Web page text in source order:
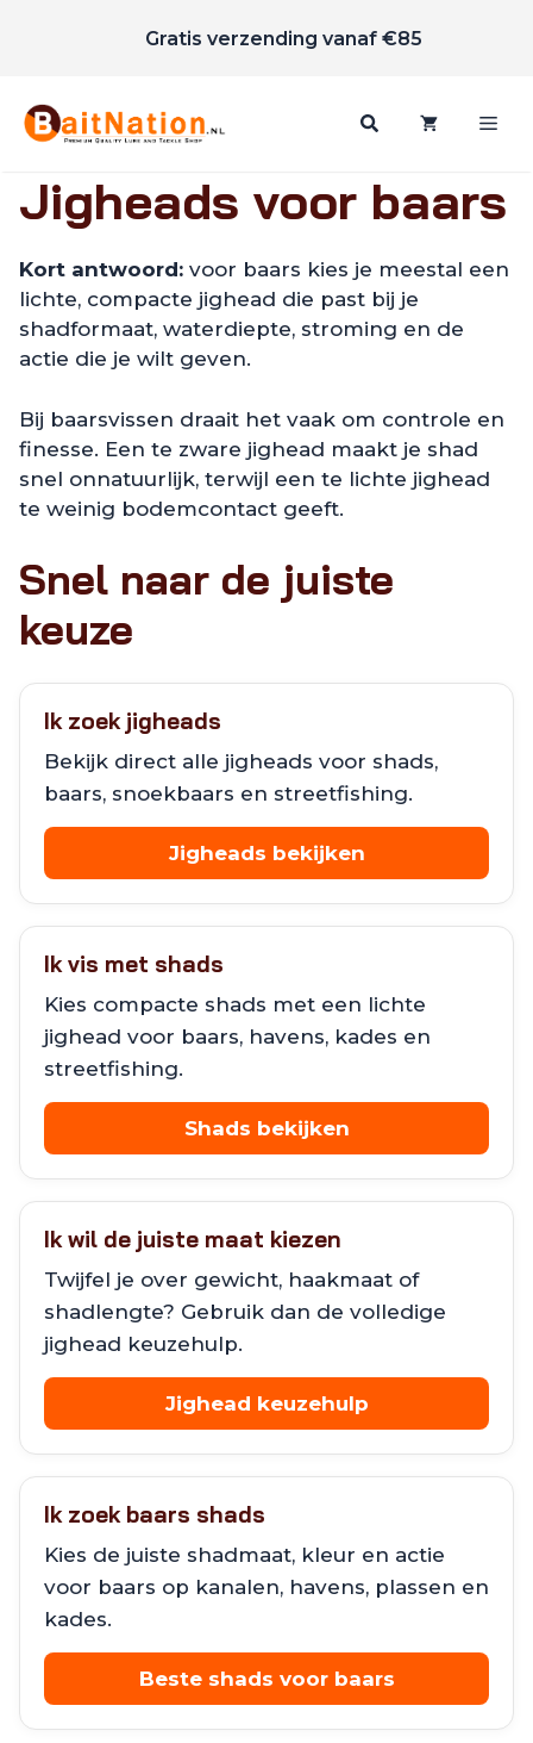
inhoud
Gratis verzending vanaf €85
Jigheads voor baars
Kort antwoord: voor baars kies je meestal een
lichte, compacte jighead die past bij je
shadformaat, waterdiepte, stroming en de
actie die je wilt geven.
Bij baarsvissen draait het vaak om controle en
finesse. Een te zware jighead maakt je shad
snel onnatuurlijk, terwijl een te lichte jighead
te weinig bodemcontact geeft.
Snel naar de juiste
keuze
Ik zoek jigheads
Bekijk direct alle jigheads voor shads,
baars, snoekbaars en streetfishing.
Jigheads bekijken
Ik vis met shads
Kies compacte shads met een lichte
jighead voor baars, havens, kades en
streetfishing.
Shads bekijken
Ik wil de juiste maat kiezen
Twijfel je over gewicht, haakmaat of
shadlengte? Gebruik dan de volledige
jighead keuzehulp.
Jighead keuzehulp
Ik zoek baars shads
Kies de juiste shadmaat, kleur en actie
voor baars op kanalen, havens, plassen en
kades.
Beste shads voor baars